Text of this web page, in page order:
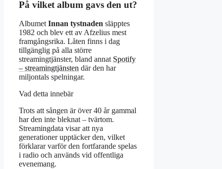
På vilket album gavs den ut?
Albumet Innan tystnaden släpptes
1982 och blev ett av Afzelius mest
framgångsrika. Låten finns i dag
tillgänglig på alla större
streamingtjänster, bland annat Spotify
– streamingtjänsten där den har
miljontals spelningar.
Vad detta innebär
Trots att sången är över 40 år gammal
har den inte bleknat – tvärtom.
Streamingdata visar att nya
generationer upptäcker den, vilket
förklarar varför den fortfarande spelas
i radio och används vid offentliga
evenemang.